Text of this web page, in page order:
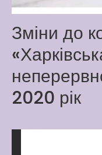
Зміни до
2020 рік